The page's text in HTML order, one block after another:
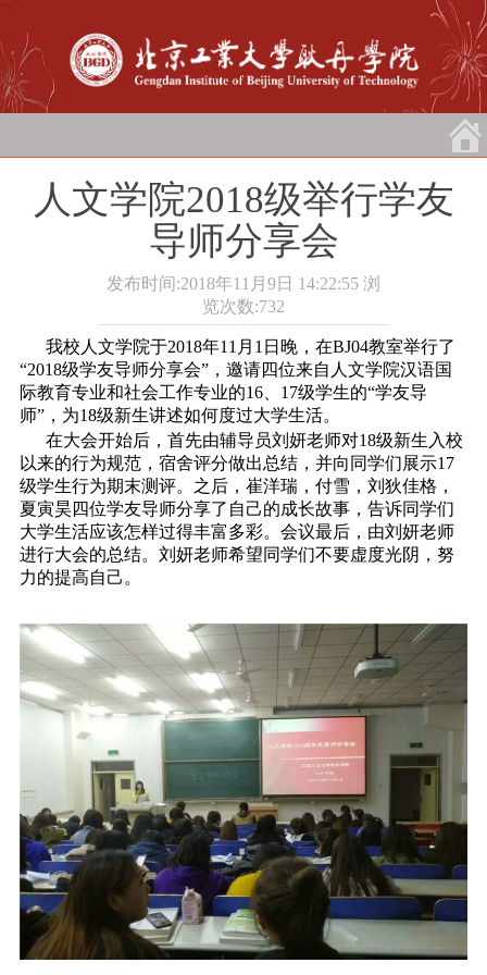
人文学院2018级举行学友
导师分享会
发布时间:2018年11月9日 14:22:55 浏
览次数:732
我校人文学院于2018年11月1日晚，在BJ04教室举行了
“2018级学友导师分享会”，邀请四位来自人文学院汉语国
际教育专业和社会工作专业的16、17级学生的“学友导
师”，为18级新生讲述如何度过大学生活。
在大会开始后，首先由辅导员刘妍老师对18级新生入校
以来的行为规范，宿舍评分做出总结，并向同学们展示17
级学生行为期末测评。之后，崔洋瑞，付雪，刘狄佳格，
夏寅昊四位学友导师分享了自己的成长故事，告诉同学们
大学生活应该怎样过得丰富多彩。会议最后，由刘妍老师
进行大会的总结。刘妍老师希望同学们不要虚度光阴，努
力的提高自己。